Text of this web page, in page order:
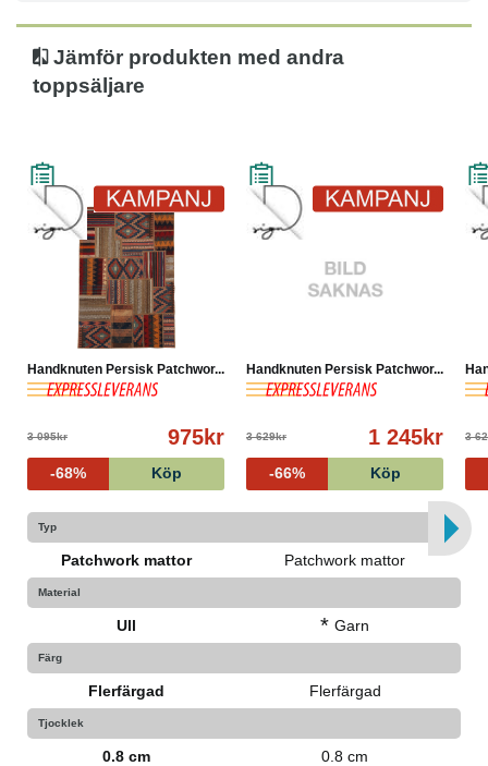
Shiraz och Azerbajdzjan
Ursprung: Iran, Shiraz och Azerbajdzjan
Lugg: Ull
Jämför produkten med andra
toppsäljare
Handknuten Persisk Patchwor...
3 095kr 975kr
-68% Köp
Handknuten Persisk Patchwor...
3 629kr 1 245kr
-66% Köp
3
Typ
Patchwork mattor Patchwork mattor
Material
Ull * Garn
Färg
Flerfärgad Flerfärgad
Tjocklek
0.8 cm 0.8 cm